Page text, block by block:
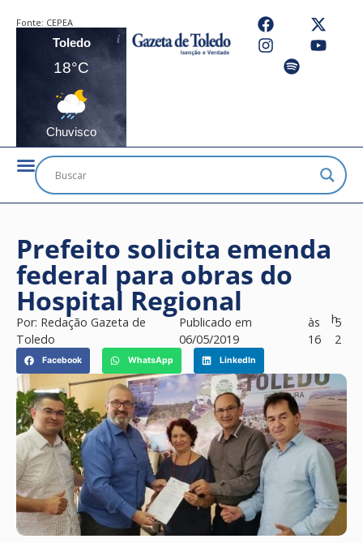
Fonte: CEPEA
Toledo
18°C
Chuvisco
Prefeito solicita emenda
federal para obras do
Hospital Regional
Por: Redação Gazeta de
Toledo
Publicado em
06/05/2019
às
16
h5
2
Facebook WhatsApp LinkedIn